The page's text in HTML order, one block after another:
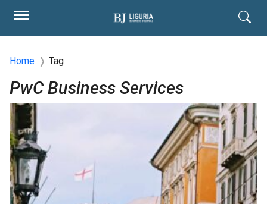
Home Tag
PwC Business Services